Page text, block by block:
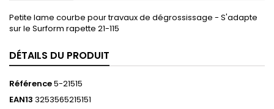
Petite lame courbe pour travaux de dégrossissage - S'adapte
sur le Surform rapette 21-115
DÉTAILS DU PRODUIT
Référence5-21515
EAN13 3253565215151